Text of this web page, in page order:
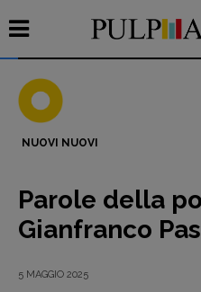
Recensioni
Primo Piano
Interviste
RUBRICHE
NUOVI NUOVI
Parole della
Gianfranco
5 MAGGIO 2025